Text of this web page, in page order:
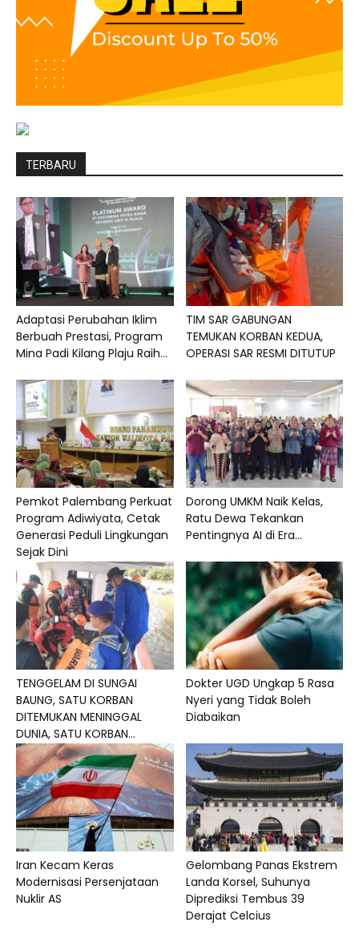
TERBARU
Adaptasi Perubahan Iklim
Berbuah Prestasi, Program
Mina Padi Kilang Plaju Raih...
TIM SAR GABUNGAN
TEMUKAN KORBAN KEDUA,
OPERASI SAR RESMI DITUTUP
Pemkot Palembang Perkuat
Program Adiwiyata, Cetak
Generasi Peduli Lingkungan
Sejak Dini
Dorong UMKM Naik Kelas,
Ratu Dewa Tekankan
Pentingnya AI di Era...
TENGGELAM DI SUNGAI
BAUNG, SATU KORBAN
DITEMUKAN MENINGGAL
DUNIA, SATU KORBAN...
Dokter UGD Ungkap 5 Rasa
Nyeri yang Tidak Boleh
Diabaikan
Iran Kecam Keras
Modernisasi Persenjataan
Nuklir AS
Gelombang Panas Ekstrem
Landa Korsel, Suhunya
Diprediksi Tembus 39
Derajat Celcius